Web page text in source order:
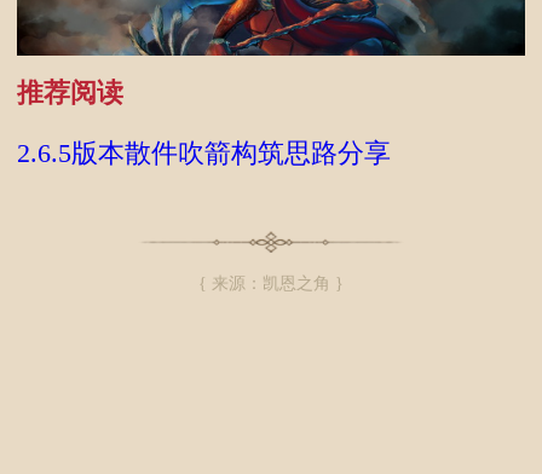
推荐阅读
2.6.5版本散件吹箭构筑思路分享
{ 来源：凯恩之角 }